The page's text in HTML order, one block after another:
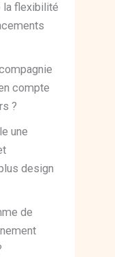
la flexibilité
compte
?
une
design
de